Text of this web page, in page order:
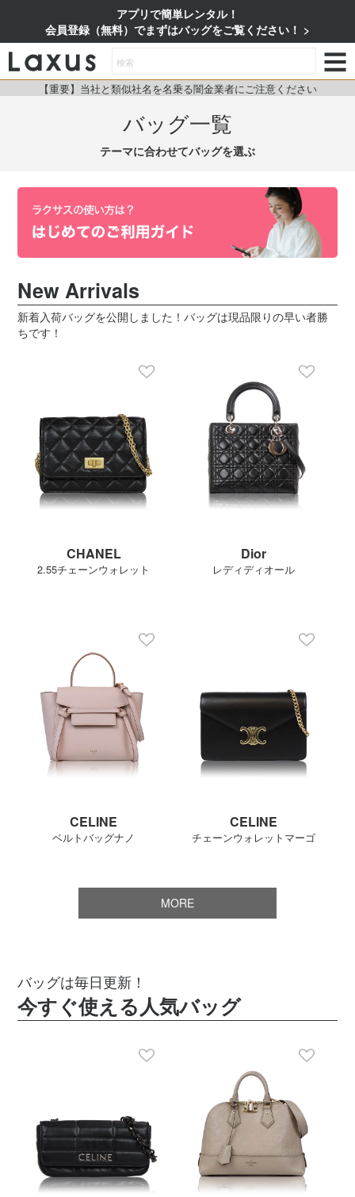
アプリで簡単レンタル！
会員登録（無料）でまずはバッグをご覧ください！
【重要】当社と類似社名を名乗る闇金業者にご注意ください
バッグ一覧
テーマに合わせてバッグを選ぶ
New Arrivals
新着入荷バッグを公開しました！バッグは現品限りの早い者勝
ちです！
CHANEL
2.55チェーンウォレット
Dior
レディディオール
CELINE
ベルトバッグナノ
CELINE
チェーンウォレットマーゴ
MORE
バッグは毎日更新！
今すぐ使える人気バッグ